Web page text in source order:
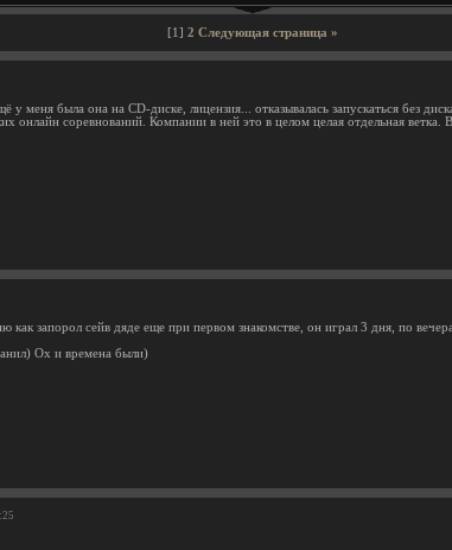
[1] 2 Следующая страница »
у меня была она на СD-диске, лицензия... отказывалась запускаться без
онлайн соревнований. Компании в ней это в целом целая отдельная ветка.
как запорол сейв дяде еще при первом знакомстве, он играл 3 дня, по
Ох и времена были)